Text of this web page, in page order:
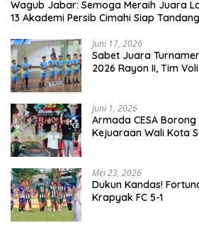
Wagub Jabar: Semoga Meraih Juara
13 Akademi Persib Cimahi Siap
Juni 17, 2026
Sabet Juara
2026 Rayon II, Tim
Juni 1, 2026
Armada CESA
Kejuaraan Wali Kota
Mei 23, 2026
Dukun Kandas!
Krapyak FC 5-1